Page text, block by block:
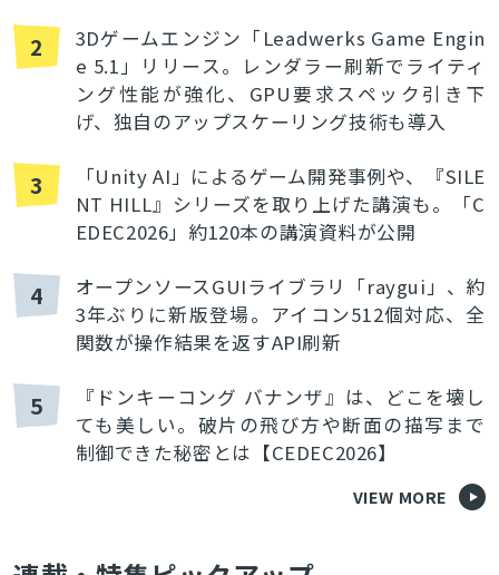
2
3Dゲームエンジン「Leadwerks Game Engin
e 5.1」リリース。レンダラー刷新でライティ
ング性能が強化、GPU要求スペック引き下
げ、独自のアップスケーリング技術も導入
3
「Unity AI」によるゲーム開発事例や、『SILE
NT HILL』シリーズを取り上げた講演も。「C
EDEC2026」約120本の講演資料が公開
4
オープンソースGUIライブラリ「raygui」、約
3年ぶりに新版登場。アイコン512個対応、全
関数が操作結果を返すAPI刷新
5
『ドンキーコング バナンザ』は、どこを壊し
ても美しい。破片の飛び方や断面の描写まで
制御できた秘密とは【CEDEC2026】
VIEW MORE